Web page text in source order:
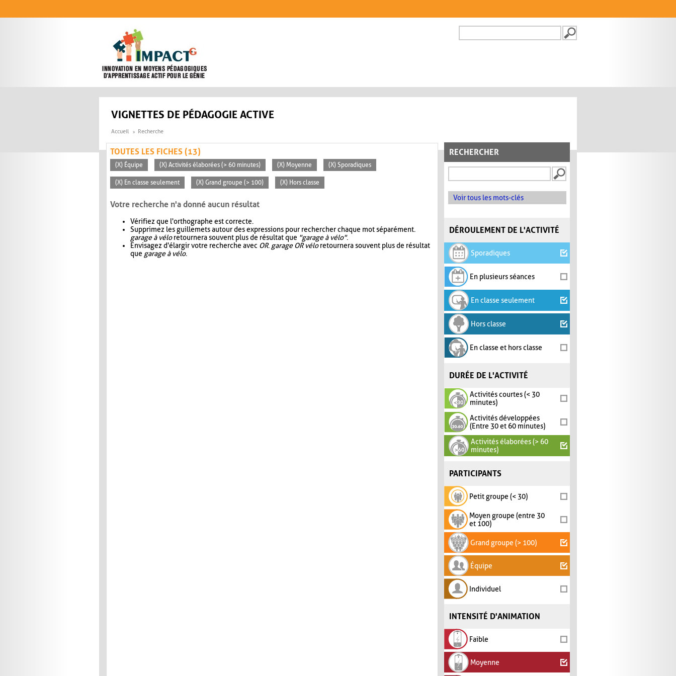
FORMULAIRE DE
VIGNETTES DE PÉDAGOGIE ACTIVE
Accueil Recherche
RECHERCHER
Voir tous les mots-clés
DÉROULEMENT DE L'ACTIVITÉ
Sporadiques
En plusieurs séances
En classe seulement
Hors classe
En classe et hors classe
DURÉE DE L'ACTIVITÉ
Activités courtes (< 30
minutes)
Activités développées
(Entre 30 et 60 minutes)
Activités élaborées (> 60
minutes)
PARTICIPANTS
Petit groupe (< 30)
Moyen groupe (entre 30
et 100)
Grand groupe (> 100)
Équipe
Individuel
INTENSITÉ D'ANIMATION
Faible
Moyenne
TOUTES LES FICHES (13)
(X) Équipe (X) Activités élaborées (> 60 minutes) (X) Moyenne (X) Sporadiques
(X) En classe seulement (X) Grand groupe (> 100) (X) Hors classe
Votre recherche n'a donné aucun résultat
Vérifiez que l'orthographe est correcte.
Supprimez les guillemets autour des expressions pour rechercher chaque mot séparément.
garage à véloretournera souvent plus de résultat que "garage à vélo".
Envisagez d'élargir votre recherche avec OR. garage OR véloretournera souvent plus de résultat
que garage à vélo.